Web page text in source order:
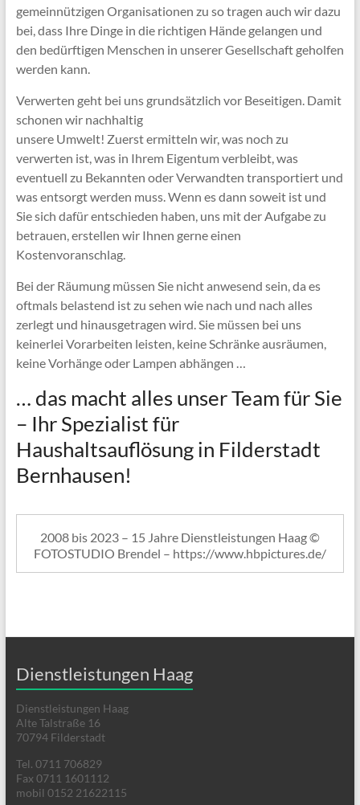
gemeinnützigen Organisationen zu so tragen auch wir dazu
bei, dass Ihre Dinge in die richtigen Hände gelangen und
den bedürftigen Menschen in unserer Gesellschaft geholfen
werden kann.
Verwerten geht bei uns grundsätzlich vor Beseitigen. Damit
schonen wir nachhaltig
unsere Umwelt! Zuerst ermitteln wir, was noch zu
verwerten ist, was in Ihrem Eigentum verbleibt, was
eventuell zu Bekannten oder Verwandten transportiert und
was entsorgt werden muss. Wenn es dann soweit ist und
Sie sich dafür entschieden haben, uns mit der Aufgabe zu
betrauen, erstellen wir Ihnen gerne einen
Kostenvoranschlag.
Bei der Räumung müssen Sie nicht anwesend sein, da es
oftmals belastend ist zu sehen wie nach und nach alles
zerlegt und hinausgetragen wird. Sie müssen bei uns
keinerlei Vorarbeiten leisten, keine Schränke ausräumen,
keine Vorhänge oder Lampen abhängen …
… das macht alles unser Team für Sie
– Ihr Spezialist für
Haushaltsauflösung in Filderstadt
Bernhausen!
2008 bis 2023 – 15 Jahre Dienstleistungen Haag ©
FOTOSTUDIO Brendel – https://www.hbpictures.de/
Dienstleistungen Haag
Dienstleistungen Haag
Alte Talstraße 16
70794 Filderstadt
Tel. 0711 706829
Fax 0711 1601112
mobil 0152 21622115